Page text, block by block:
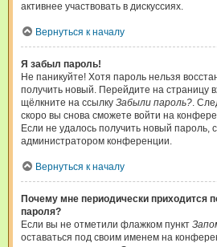
активнее участвовать в дискуссиях.
Вернуться к началу
Я забыл пароль!
Не паникуйте! Хотя пароль нельзя
получить новый. Перейдите на страницу
щёлкните на ссылку Забыли пароль?.
скоро вы снова сможете войти на
Если не удалось получить новый пароль,
администратором конференции.
Вернуться к началу
Почему мне периодически приходится
пароля?
Если вы не отметили флажком пункт
оставаться под своим именем на